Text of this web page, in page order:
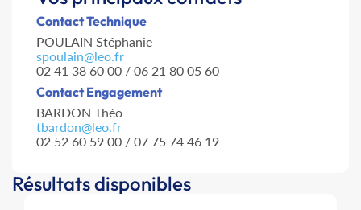
Contact Technique
POULAIN Stéphanie
spoulain@leo.fr
02 41 38 60 00 / 06 21 80 05 60
Contact Engagement
BARDON Théo
tbardon@leo.fr
02 52 60 59 00 / 07 75 74 46 19
Résultats disponibles